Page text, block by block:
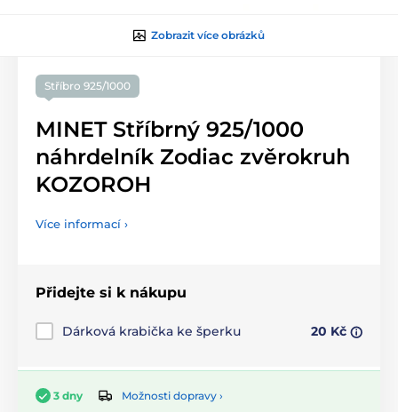
Zobrazit více obrázků
Stříbro 925/1000
MINET Stříbrný 925/1000
náhrdelník Zodiac zvěrokruh
KOZOROH
Více informací ›
Přidejte si k nákupu
Dárková krabička ke šperku 20 Kč
3 dny
Možnosti dopravy ›